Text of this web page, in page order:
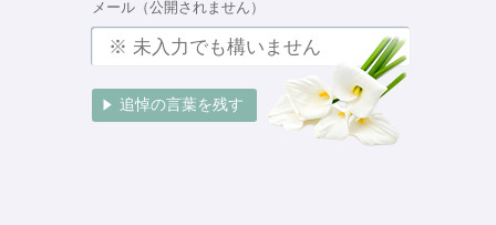
メール（公開されません）